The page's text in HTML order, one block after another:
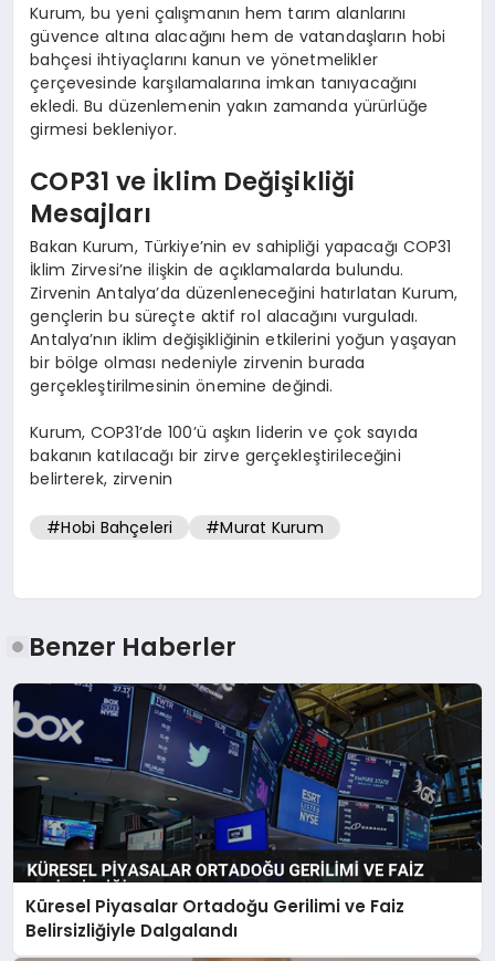
Kurum, bu yeni çalışmanın hem tarım alanlarını
güvence altına alacağını hem de vatandaşların hobi
bahçesi ihtiyaçlarını kanun ve yönetmelikler
çerçevesinde karşılamalarına imkan tanıyacağını
ekledi. Bu düzenlemenin yakın zamanda yürürlüğe
girmesi bekleniyor.
COP31 ve İklim Değişikliği
Mesajları
Bakan Kurum, Türkiye’nin ev sahipliği yapacağı COP31
İklim Zirvesi’ne ilişkin de açıklamalarda bulundu.
Zirvenin Antalya’da düzenleneceğini hatırlatan Kurum,
gençlerin bu süreçte aktif rol alacağını vurguladı.
Antalya’nın iklim değişikliğinin etkilerini yoğun yaşayan
bir bölge olması nedeniyle zirvenin burada
gerçekleştirilmesinin önemine değindi.
Kurum, COP31’de 100’ü aşkın liderin ve çok sayıda
bakanın katılacağı bir zirve gerçekleştirileceğini
belirterek, zirvenin
#Hobi Bahçeleri #Murat Kurum
Benzer Haberler
Küresel Piyasalar Ortadoğu Gerilimi ve Faiz
Belirsizliğiyle Dalgalandı